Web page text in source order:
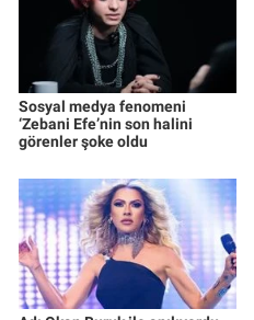
Sosyal medya fenomeni
‘Zebani Efe’nin son halini
görenler şoke oldu